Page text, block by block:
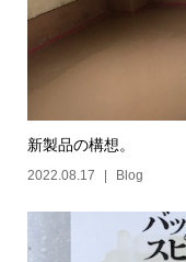
新製品の構想。
2022.08.17 Blog